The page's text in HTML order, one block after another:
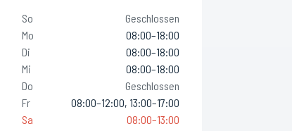
So
Geschlossen
Mo
08:00–18:00
Di
08:00–18:00
Mi
08:00–18:00
Do
Geschlossen
Fr
08:00–12:00, 13:00–17:00
Sa
08:00–13:00